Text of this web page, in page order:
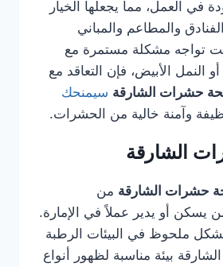
في العمل، مما يجعلها الخيار
والمطاعم والمباني
كنت تواجه مشكلة مستمرة مع
النمل الأبيض، فإن التعاقد مع
حشرات الشارقة سيمنحك
وآمنة خالية من الحشرات.
الشارقة
حشرات الشارقة من
يسكن أو يدير عملاً في الإمارة.
ملحوظ في البيئات الرطبة
بيئة مناسبة لظهور أنواع